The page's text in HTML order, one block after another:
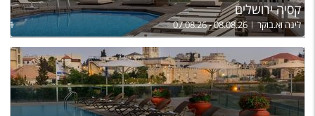
קסיה ירושלים
לינה וא.בוקר 07.08.26 - 08.08.26